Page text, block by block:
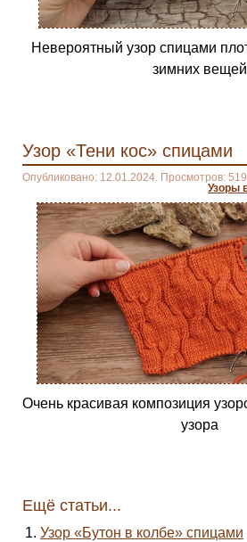
Невероятный узор спицами
зимних вещей
Узор «Тени кос» спицами
Опубликовано: 12.01.2024. Просмотров:
Узоры
Очень красивая композиция
узора
Ещё статьи...
Узор «Бутон в колбе» спицами